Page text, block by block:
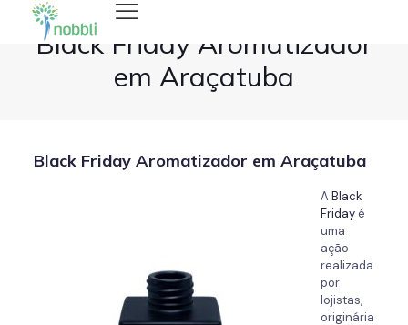
Black Friday Aromatizador
em Araçatuba
Black Friday Aromatizador em Araçatuba
A Black
Fridayé
uma
ação
realizada
por
lojistas,
originária